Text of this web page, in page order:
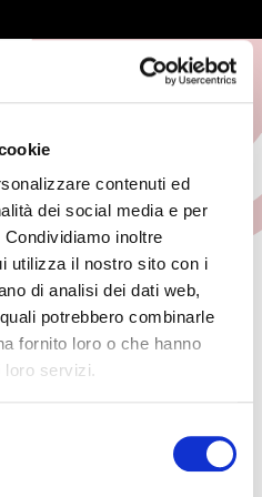
contenuti ed
dei social media e per
inoltre
utilizza il nostro sito con i
di analisi dei dati web,
potrebbero combinarle
fornito loro o che hanno
loro servizi.
HOME/ PREPOSTI
dalle 09:00